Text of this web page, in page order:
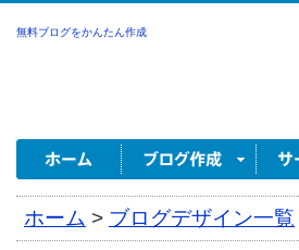
無料ブログをかんたん作成
ホーム > ブログデザイン一覧